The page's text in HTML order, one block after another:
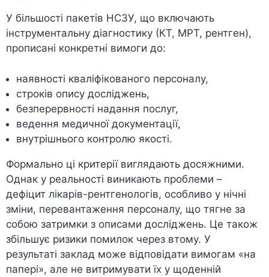
У більшості пакетів НСЗУ, що включають
інструментальну діагностику (КТ, МРТ, рентген),
прописані конкретні вимоги до:
наявності кваліфікованого персоналу,
строків опису досліджень,
безперервності надання послуг,
ведення медичної документації,
внутрішнього контролю якості.
Формально ці критерії виглядають досяжними.
Однак у реальності виникають проблеми –
дефіцит лікарів-рентгенологів, особливо у нічні
зміни, перевантаження персоналу, що тягне за
собою затримки з описами досліджень. Це також
збільшує ризики помилок через втому. У
результаті заклад може відповідати вимогам «на
папері», але не витримувати їх у щоденній